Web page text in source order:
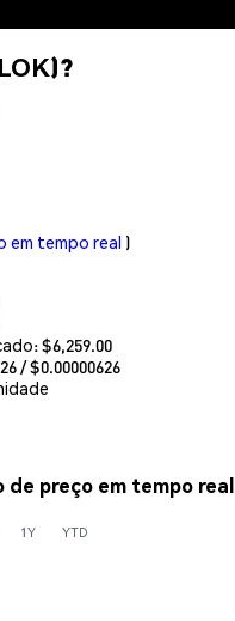
em tempo real )
$6,259.00
/ $0.00000626
de preço em tempo real
1Y YTD